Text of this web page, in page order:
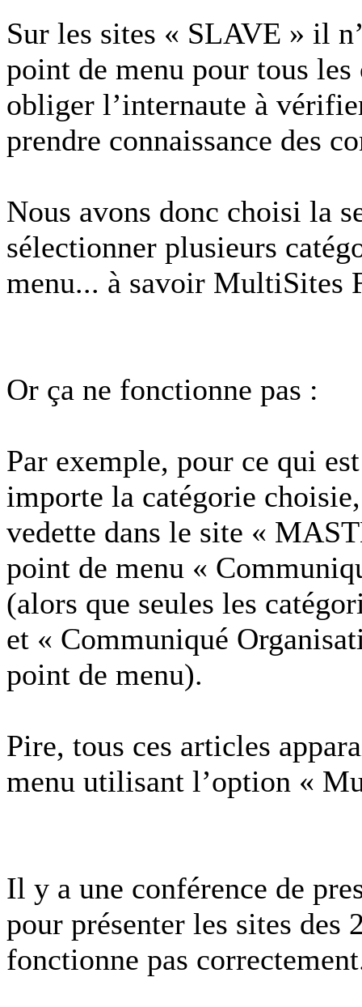
Sur les sites « SLAVE » il
point de menu pour tous
obliger l’internaute à
prendre connaissance des
Nous avons donc choisi la
sélectionner plusieurs
menu... à savoir MultiSites
Or ça ne fonctionne pas :
Par exemple, pour ce qui
importe la catégorie
vedette dans le site «
point de menu «
(alors que seules les
et « Communiqué
point de menu).
Pire, tous ces articles
menu utilisant l’option «
Il y a une conférence de
pour présenter les sites des
fonctionne pas